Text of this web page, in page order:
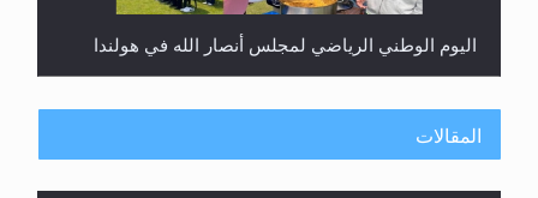
اليوم الوطني الرياضي لمجلس أنصار الله في هولندا
المقالات